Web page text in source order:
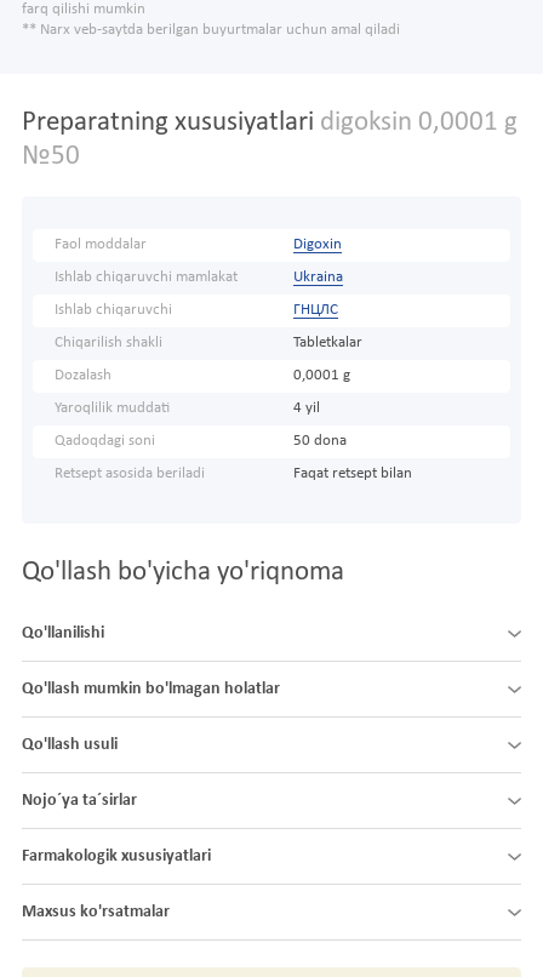
farq qilishi mumkin
** Narx veb-saytda berilgan buyurtmalar uchun amal qiladi
Preparatning xususiyatlari digoksin 0,0001 g
№50
Faol moddalar Digoxin
Ishlab chiqaruvchi mamlakat Ukraina
Ishlab chiqaruvchi ГНЦЛС
Chiqarilish shakli Tabletkalar
Dozalash 0,0001 g
Yaroqlilik muddati 4 yil
Qadoqdagi soni 50 dona
Retsept asosida beriladi Faqat retsept bilan
Qo'llash bo'yicha yo'riqnoma
Qo'llanilishi
Qo'llash mumkin bo'lmagan holatlar
Qo'llash usuli
Nojo´ya ta´sirlar
Farmakologik xususiyatlari
Maxsus ko'rsatmalar